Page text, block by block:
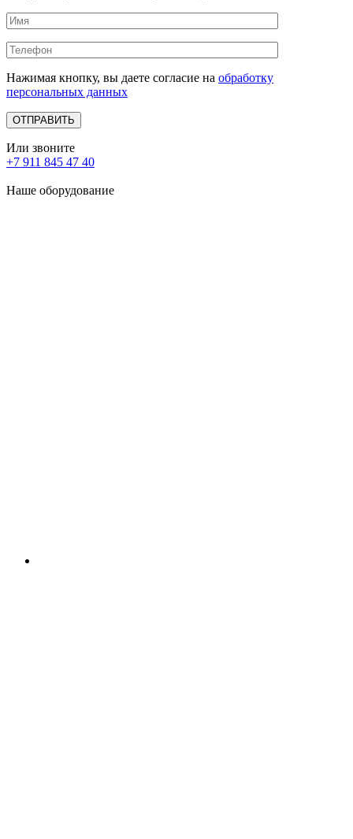
Нажимая кнопку, вы даете согласие на обработку
персональных данных
Или звоните
+7 911 845 47 40
Наше оборудование